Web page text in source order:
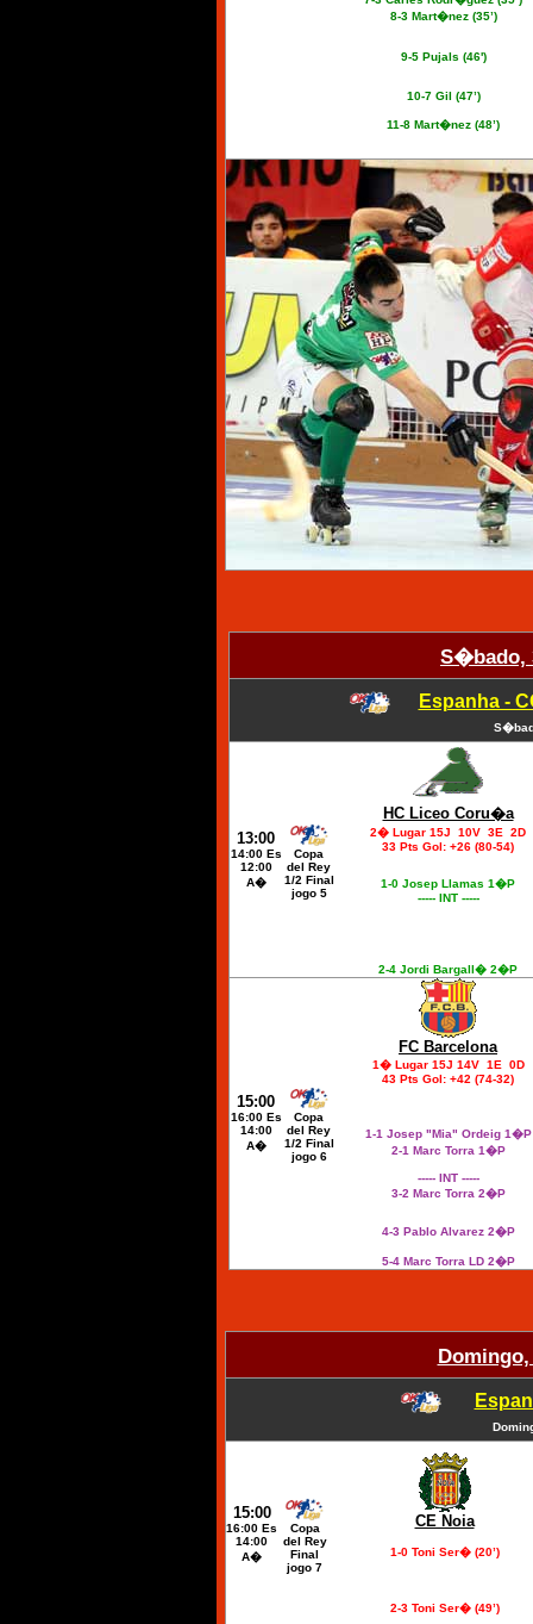
8-3 Mart�nez (35’)
9-5 Pujals (46')
10-7 Gil (47’)
11-8 Mart�nez (48’)
S�bado,
Espanha -
13:00
14:00 Es
12:00
A�
Copa
del Rey
1/2 Final
jogo 5
HC Liceo Coru�a
2� Lugar 15J 10V 3E 2D
33 Pts Gol: +26 (80-54)
1-0 Josep Llamas 1�P
----- INT -----
2-4 Jordi Bargall� 2�P
15:00
16:00 Es
14:00
A�
Copa
del Rey
1/2 Final
jogo 6
FC Barcelona
1� Lugar 15J 14V 1E 0D
43 Pts Gol: +42 (74-32)
1-1 Josep "Mia" Ordeig 1�P
2-1 Marc Torra 1�P
----- INT -----
3-2 Marc Torra 2�P
4-3 Pablo Alvarez 2�P
5-4 Marc Torra LD 2�P
15:00
16:00 Es
14:00
A�
Copa
del Rey
Final
jogo 7
CE Noia
1-0 Toni Ser� (20’)
2-3 Toni Ser� (49’)